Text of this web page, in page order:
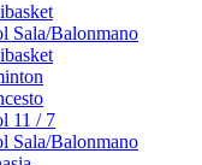
Sala/Balonmano
11 / 7
Sala/Balonmano